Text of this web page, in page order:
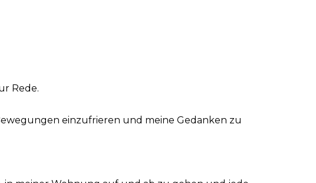
Rede.
einzufrieren und meine Gedanken zu